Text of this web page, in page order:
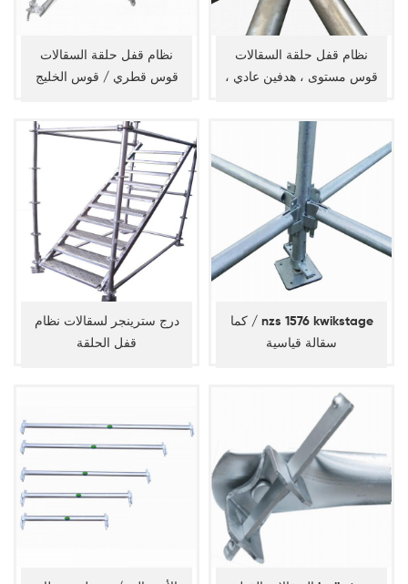
نظام قفل حلقة السقالات
قوس قطري / قوس الخليج
نظام قفل حلقة السقالات
قوس مستوى ، هدفين عادي ،
درج سترينجر لسقالات نظام
قفل الحلقة
كما / nzs 1576 kwikstage
سقالة قياسية